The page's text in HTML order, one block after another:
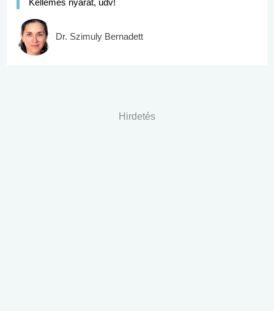
Dr. Szimuly Bernadett
Hirdetés